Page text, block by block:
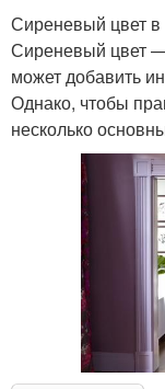
Сиреневый цвет
Сиреневый цвет —
может добавить
Однако, чтобы
несколько